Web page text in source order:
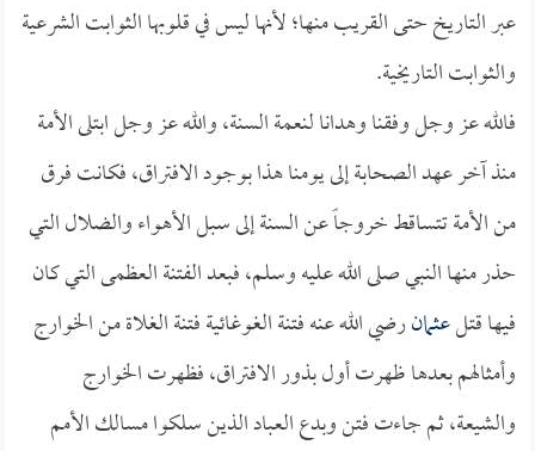
عبر التاريخ حتى القريب منها؛ لأنها ليس في قلوبها الثوابت الشرعية
والثوابت التاريخية.
فالله عز وجل وفقنا وهدانا لنعمة السنة، والله عز وجل ابتلى الأمة
منذ آخر عهد الصحابة إلى يومنا هذا بوجود الافتراق، فكانت فرق
من الأمة تتساقط خروجاً عن السنة إلى سبل الأهواء والضلال التي
حذر منها النبي صلى الله عليه وسلم، فبعد الفتنة العظمى التي كان
فيها قتلعثمانرضي الله عنه فتنة الغوغائية فتنة الغلاة من الخوارج
وأمثالهم بعدها ظهرت أول بذور الافتراق، فظهرت الخوارج
والشيعة، ثم جاءت فتن وبدع العباد الذين سلكوا مسالك الأمم